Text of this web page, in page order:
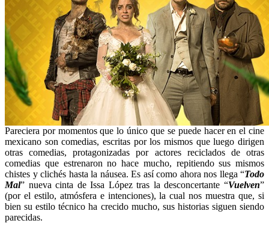
Pareciera por momentos que lo único que se puede hacer en el cine
mexicano son comedias, escritas por los mismos que luego dirigen
otras comedias, protagonizadas por actores reciclados de otras
comedias que estrenaron no hace mucho, repitiendo sus mismos
chistes y clichés hasta la náusea. Es así como ahora nos llega “Todo
Mal” nueva cinta de Issa López tras la desconcertante “Vuelven”
(por el estilo, atmósfera e intenciones), la cual nos muestra que, si
bien su estilo técnico ha crecido mucho, sus historias siguen siendo
parecidas.